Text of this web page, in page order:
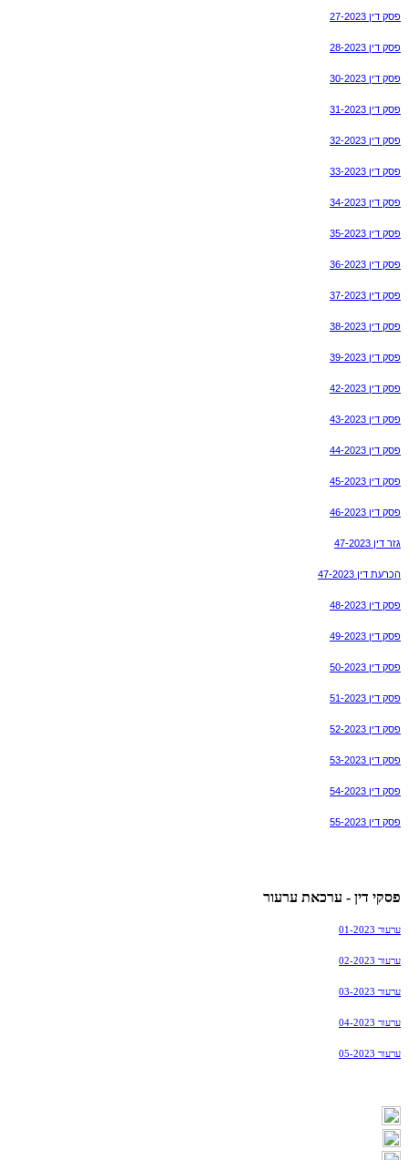
פסק דין 27-2023
פסק דין 28-2023
פסק דין 30-2023
פסק דין 31-2023
פסק דין 32-2023
פסק דין 33-2023
פסק דין 34-2023
פסק דין 35-2023
פסק דין 36-2023
פסק דין 37-2023
פסק דין 38-2023
פסק דין 39-2023
פסק דין 42-2023
פסק דין 43-2023
פסק דין 44-2023
פסק דין 45-2023
פסק דין 46-2023
גזר דין 47-2023
הכרעת דין 47-2023
פסק דין 48-2023
פסק דין 49-2023
פסק דין 50-2023
פסק דין 51-2023
פסק דין 52-2023
פסק דין 53-2023
פסק דין 54-2023
פסק דין 55-2023
פסקי דין - ערכאת ערעור
ערעור 01-2023
ערעור 02-2023
ערעור 03-2023
ערעור 04-2023
ערעור 05-2023